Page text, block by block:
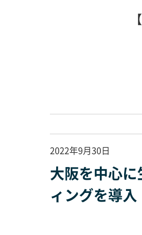
2022年9月30日
大阪を中心
ィングを導入